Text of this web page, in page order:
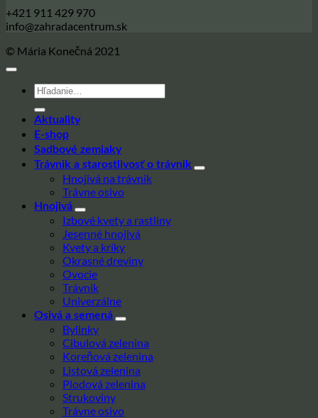
+421 911 429 970
info@zahradacentrum.sk
© Mária Konečná 2021
Hľadať:
Aktuality
E-shop
Sadbové zemiaky
Trávnik a starostlivosť o trávnik
Hnojivá na trávnik
Trávne osivo
Hnojivá
Izbové kvety a rastliny
Jesenné hnojivá
Kvety a kríky
Okrasné dreviny
Ovocie
Trávnik
Univerzálne
Osivá a semená
Bylinky
Cibulová zelenina
Koreňová zelenina
Listová zelenina
Plodová zelenina
Strukoviny
Trávne osivo